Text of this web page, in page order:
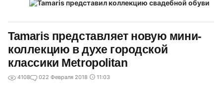
Tamaris представляет новую мини-
коллекцию в духе городской
классики Metropolitan
4108 022 Февраля 2018 11:03